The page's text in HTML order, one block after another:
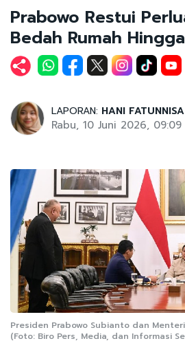
Prabowo Restui
Bedah Rumah
LAPORAN: HANI FATUNNISA
Rabu, 10 Juni 2026, 09:09
Presiden Prabowo Subianto dan
(Foto: Biro Pers, Media, dan Informasi